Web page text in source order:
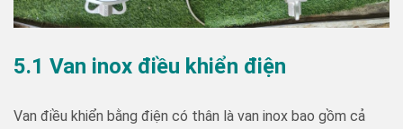
5.1 Van inox điều khiển điện
Van điều khiển bằng điện có thân là van inox bao gồm cả